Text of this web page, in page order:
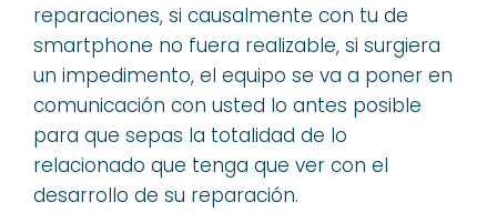
reparaciones, si causalmente con tu de
smartphone no fuera realizable, si surgiera
un impedimento, el equipo se va a poner en
comunicación con usted lo antes posible
para que sepas la totalidad de lo
relacionado que tenga que ver con el
desarrollo de su reparación.